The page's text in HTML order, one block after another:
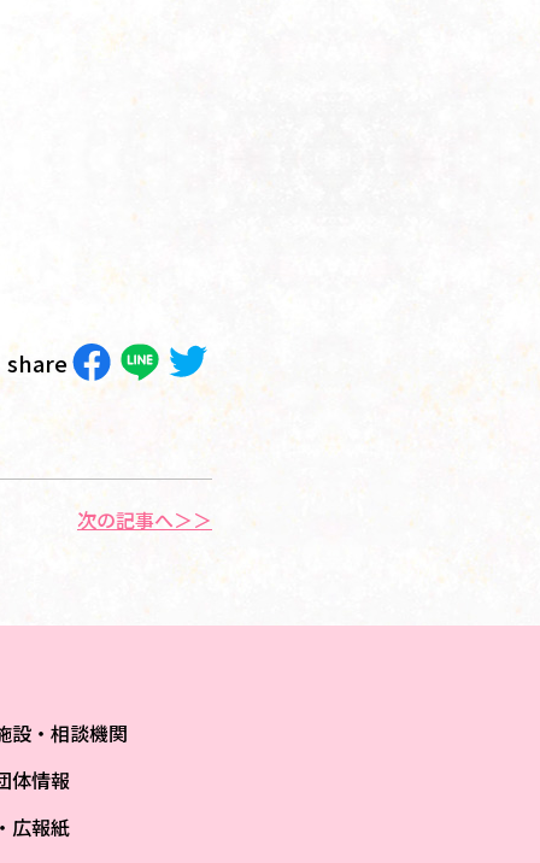
share
次の記事へ＞＞
設・相談機関
体情報
広報紙